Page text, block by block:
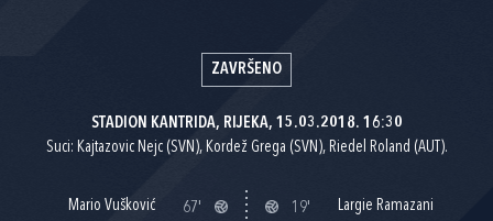
ZAVRŠENO
STADION KANTRIDA, RIJEKA, 15.03.2018. 16:30
Suci: Kajtazovic Nejc (SVN), Kordež Grega (SVN), Riedel Roland (AUT).
Mario Vušković 67' 19'
Largie Ramazani